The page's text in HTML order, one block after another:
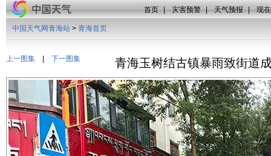
首页 | 灾害预警 | 天气预报 | 现
上一图集 下一图集
中国天气网青海站 > 青海首页
青海玉树结古镇暴雨致街道